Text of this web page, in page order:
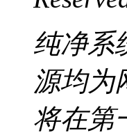
纯净系
源均为
将在第